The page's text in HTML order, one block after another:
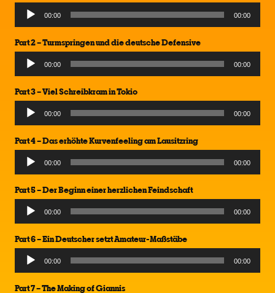
Audio
Player
00:00 00:00
Part 2 – Turmspringen und die deutsche Defensive
Audio
Player
00:00 00:00
Part 3 – Viel Schreibkram in Tokio
Audio
Player
00:00 00:00
Part 4 – Das erhöhte Kurvenfeeling am Lausitzring
Audio
Player
00:00 00:00
Part 5 – Der Beginn einer herzlichen Feindschaft
Audio
Player
00:00 00:00
Part 6 – Ein Deutscher setzt Amateur-Maßstäbe
Audio
Player
00:00 00:00
Part 7 – The Making of Giannis